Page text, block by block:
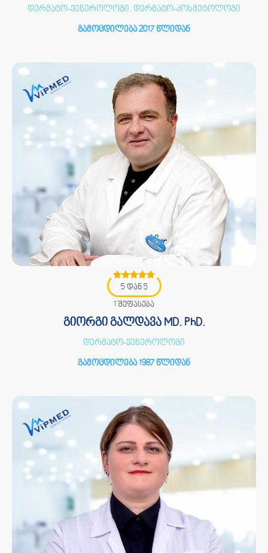
დერმატო-ვენეროლოგი, დერმატო-კოსმეტოლოგი
გამოცდილება 2017 წლიდან
5 დან 5
1 შეფასება
გიორგი გალდავა MD. PhD.
დერმატო-ვენეროლოგი
გამოცდილება 1987 წლიდან